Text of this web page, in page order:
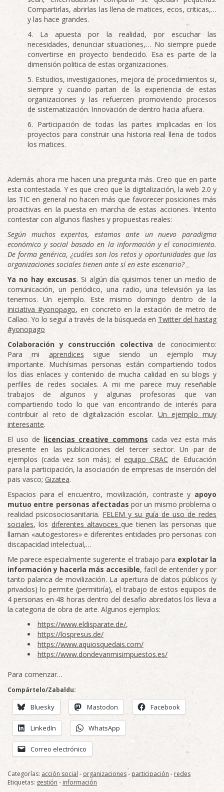
Compartirlas, abrirlas las llena de matices, ecos, criticas,…
y las hace grandes.
La apuesta por la realidad, por escuchar las
necesidades, denunciar situaciones,… No siempre puede
convertirse en proyecto bendecido. Esa es parte de la
dimensión politica de estas organizaciones.
Estudios, investigaciones, mejora de procedimientos si,
siempre y cuando partan de la experiencia de estas
organizaciones y las refuercen promoviendo procesos
de sistematización. Innovación de dentro hacia afuera.
Participación de todas las partes implicadas en los
proyectos para construir una historia real llena de todos
los matices.
Además ahora me hacen una pregunta más. Creo que en parte
esta contestada. Y es que creo que la digitalización, la web 2.0 y
las TIC en general no hacen más que favorecer posiciones más
proactivas en la puesta en marcha de estas acciones. Intento
contestar con algunos flashes y propuestas reales:
Según muchos expertos, estamos ante un nuevo paradigma
económico y social basado en la información y el conocimiento.
De forma genérica, ¿cuáles son los retos y oportunidades que las
organizaciones sociales tienen ante sí en este escenario?
Ya no hay excusas. Si algún día quisimos tener un medio de
comunicación, un periódico, una radio, una televisión ya las
tenemos. Un ejemplo. Este mismo domingo dentro de la
iniciativa #yonopago, en concreto en la estación de metro de
Callao. Yo lo seguí a través de la búsqueda en Twitter del hastag
#yonopago
Colaboración y construcción colectiva de conocimiento:
Para mi aprendices sigue siendo un ejemplo muy
importante. Muchísimas personas están compartiendo todos
los días enlaces y contenido de mucha calidad en su blogs y
perfiles de redes sociales. A mi me parece muy reseñable
trabajos de algunos y algunas profesoras que van
compartiendo todo lo que van encontrando de interés para
contribuir al reto de digitalización escolar.Un ejemplo muy
interesante.
El uso de licencias creative commons cada vez esta más
presente en las publicaciones del tercer sector. Un par de
ejemplos (cada vez son más); elequipo CRAC de Educación
para la participación, la asociación de empresas de inserción del
pais vasco; Gizatea.
Espacios para el encuentro, movilización, contraste y apoyo
mutuo entre personas afectadas por un mismo problema o
realidad psicosociosanitaria. FELEM y su guía de uso de redes
sociales, los diferentes altavoces que tienen las personas que
llaman «autogestores» e diferentes entidades pro personas con
discapacidad intelectual,…
Me parece especialmente sugerente el trabajo para explotar la
información y hacerla más accesible, facil de entender y por
tanto palanca de movilización. La apertura de datos públicos (y
privados) lo permite (permitiría), el trabajo de estos equipos de
4 personas en 48 horas dentro del desafio abredatos los lleva a
la categoria de obra de arte. Algunos ejemplos:
https://www.eldisparate.de/,
https://lospresus.de/
https://www.aquiosquedais.com/
https://www.dondevanmisimpuestos.es/
Para comenzar…
Compártelo/Zabaldu:
Bluesky Mastodon Facebook
LinkedIn WhatsApp
Correo electrónico
Categorías: acción social - organizaciones- participación - redes
Etiquetas: gestión - información